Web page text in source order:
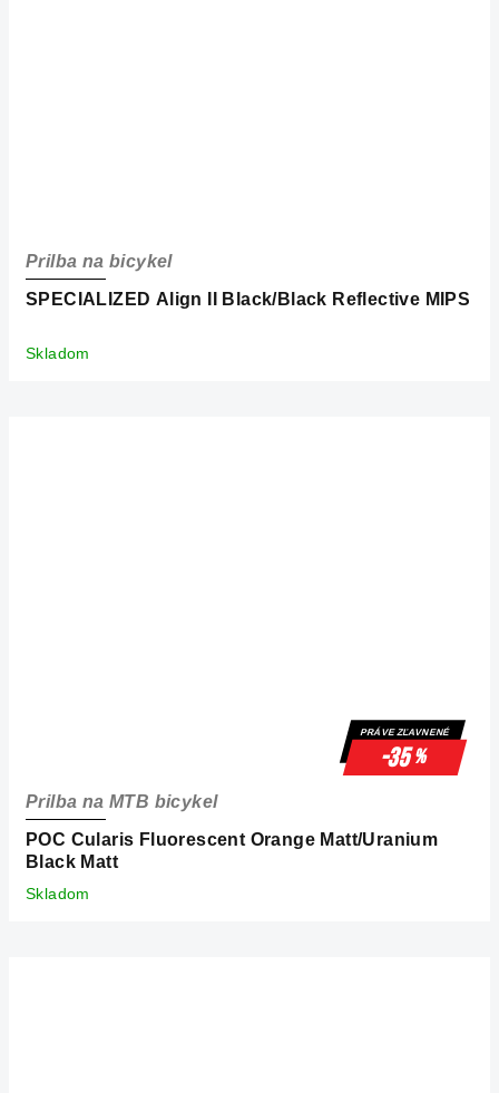
SPECIALIZED Align II Black/Black Reflective MIPS
Prilba na bicykel
Skladom
PRÁVE ZĽAVNENÉ
-35%
POC Cularis Fluorescent Orange Matt/Uranium
Black Matt
Prilba na MTB bicykel
Skladom